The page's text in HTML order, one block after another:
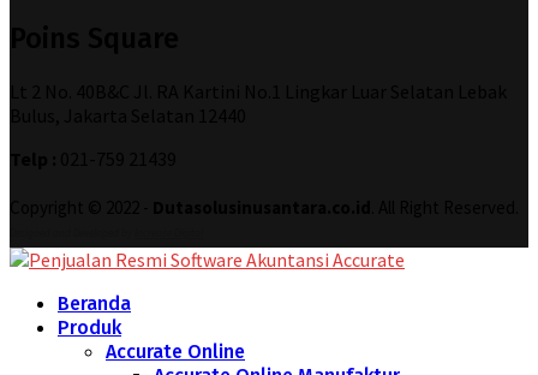
Beranda
Produk
Accurate Online